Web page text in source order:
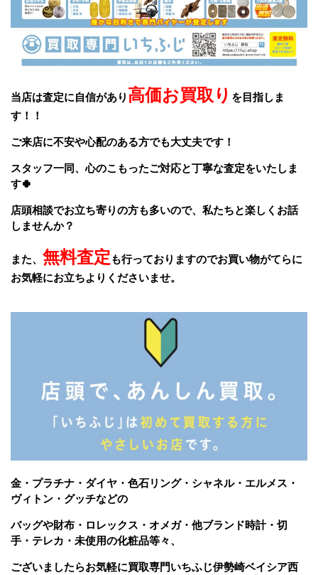
当店は査定に自信があり 高価お買取り を目指しま
す！！
ご来店に不安や心配のある方でも大丈夫です！
スタッフ一同、心のこもったご対応と丁寧な査定をいたしま
す🍀
店頭相談でお立ち寄りの方も多いので、私たちと楽しくお話
しませんか？
また、 無料査定も行っておりますのでお買い物がてらに
お気軽にお立ちよりくださいませ。
金・プラチナ・ダイヤ・色石リング・シャネル・エルメス・
ヴィトン・グッチなどの
バッグや財布・ロレックス・オメガ・他ブランド時計・切
手・テレカ・未使用の化粧品等々、
ございましたらお気軽に買取専門いちふじ伊勢崎ベイシア西